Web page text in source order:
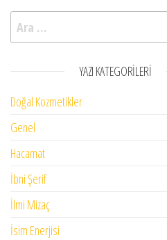
Arama:
YAZI KATEGORILERI
Doğal Kozmetikler
Genel
Hacamat
İbni Şerif
İlmi Mizaç
İsim Enerjisi